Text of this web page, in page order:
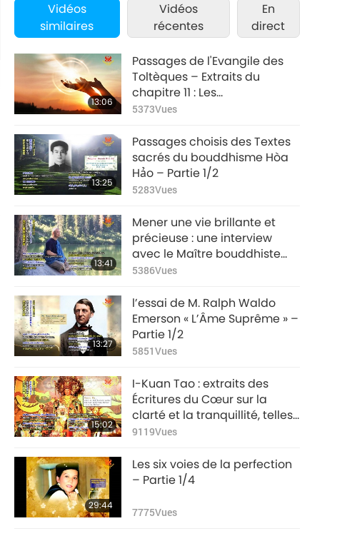
Vidéos
similaires
Vidéos
récentes
En
direct
13:06
Passages de l'Evangile des
Toltèques – Extraits du
chapitre 11 : Les
enseignements – Partie 1/2
5373Vues
13:25
Passages choisis des Textes
sacrés du bouddhisme Hòa
Hảo – Partie 1/2
5283Vues
13:41
Mener une vie brillante et
précieuse : une interview
avec le Maître bouddhiste
aux nombreux talents Keiku
5386Vues
13:27
l’essai de M. Ralph Waldo
Emerson « L’Âme Suprême » –
Partie 1/2
5851Vues
15:02
I-Kuan Tao : extraits des
Écritures du Cœur sur la
clarté et la tranquillité, telles
qu’énoncées par le plus
9119Vues
29:44
Les six voies de la perfection
– Partie 1/4
7775Vues